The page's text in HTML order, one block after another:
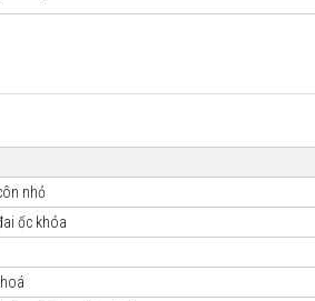
nhỏ
ốc khóa